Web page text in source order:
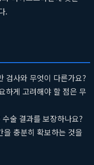
.
검사와 무엇이 다른가요?
하게 고려해야 할 점은 무
술 결과를 보장하나요?
충분히 확보하는 것을